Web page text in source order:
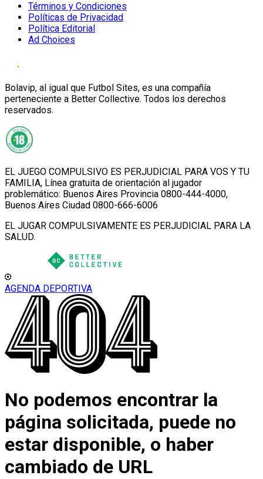
Términos y Condiciones
Políticas de Privacidad
Política Editorial
Ad Choices
Bolavip, al igual que Futbol Sites, es una compañía
perteneciente a Better Collective. Todos los derechos
reservados.
EL JUEGO COMPULSIVO ES PERJUDICIAL PARA VOS Y TU
FAMILIA, Línea gratuita de orientación al jugador
problemático: Buenos Aires Provincia 0800-444-4000,
Buenos Aires Ciudad 0800-666-6006
EL JUGAR COMPULSIVAMENTE ES PERJUDICIAL PARA LA
SALUD.
AGENDA DEPORTIVA
No podemos encontrar la
página solicitada, puede no
estar disponible, o haber
cambiado de URL